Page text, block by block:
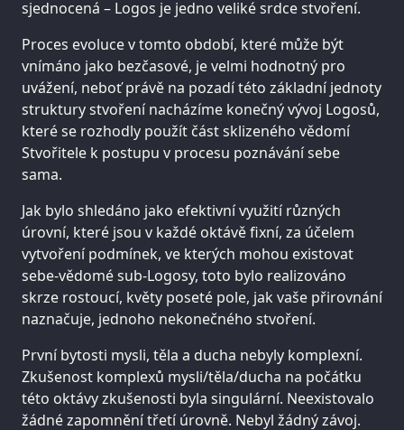
sjednocená – Logos je jedno veliké srdce stvoření.
Proces evoluce v tomto období, které může být
vnímáno jako bezčasové, je velmi hodnotný pro
uvážení, neboť právě na pozadí této základní jednoty
struktury stvoření nacházíme konečný vývoj Logosů,
které se rozhodly použít část sklizeného vědomí
Stvořitele k postupu v procesu poznávání sebe
sama.
Jak bylo shledáno jako efektivní využití různých
úrovní, které jsou v každé oktávě fixní, za účelem
vytvoření podmínek, ve kterých mohou existovat
sebe-vědomé sub-Logosy, toto bylo realizováno
skrze rostoucí, květy poseté pole, jak vaše přirovnání
naznačuje, jednoho nekonečného stvoření.
První bytosti mysli, těla a ducha nebyly komplexní.
Zkušenost komplexů mysli/těla/ducha na počátku
této oktávy zkušenosti byla singulární. Neexistovalo
žádné zapomnění třetí úrovně. Nebyl žádný závoj.